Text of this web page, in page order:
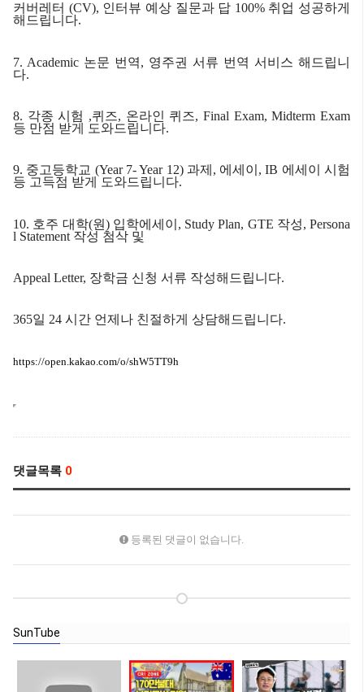
커버레터 (CV), 인터뷰 예상 질문과 답 100% 취업 성공하게
해드립니다.
7. Academic 논문 번역, 영주권 서류 번역 서비스 해드립니
다.
8. 각종 시험 ,퀴즈, 온라인 퀴즈, Final Exam, Midterm Exam
등 만점 받게 도와드립니다.
9. 중고등학교 (Year 7- Year 12) 과제 , 에세이 , IB 에세이 시험
등 고득점 받게 도와드립니다.
10. 호주 대학(원) 입학에세이 , Study Plan, GTE 작성, Persona
l Statement 작성 첨삭 및
Appeal Letter, 장학금 신청 서류 작성해드립니다.
365일 24 시간 언제나 친절하게 상담해드립니다.
https://open.kakao.com/o/shW5TT9h
댓글목록 0
등록된 댓글이 없습니다.
SunTube